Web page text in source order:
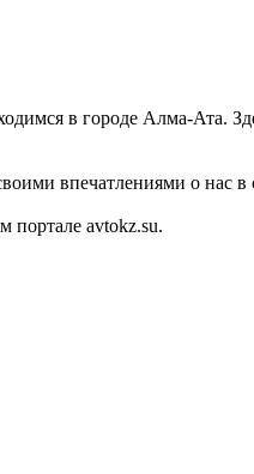
в городе Алма-Ата.
впечатлениями о нас в
портале avtokz.su.